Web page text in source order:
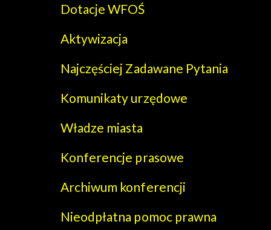
Dotacje WFOŚ
Aktywizacja
Najczęściej Zadawane Pytania
Komunikaty urzędowe
Władze miasta
Konferencje prasowe
Archiwum konferencji
Nieodpłatna pomoc prawna